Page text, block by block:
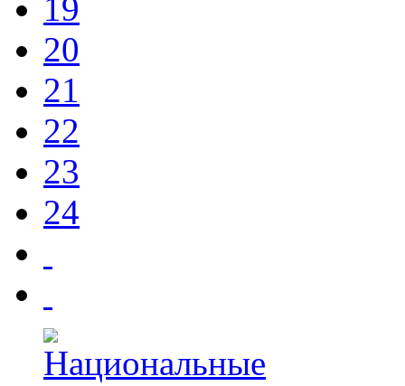
19
20
21
22
23
24